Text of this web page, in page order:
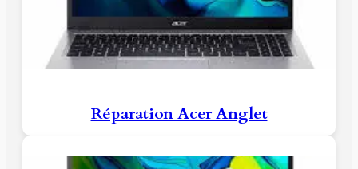
Réparation Acer Anglet